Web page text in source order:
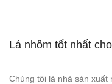
Lá nhôm tốt nhất
Chúng tôi là nhà sản xuất